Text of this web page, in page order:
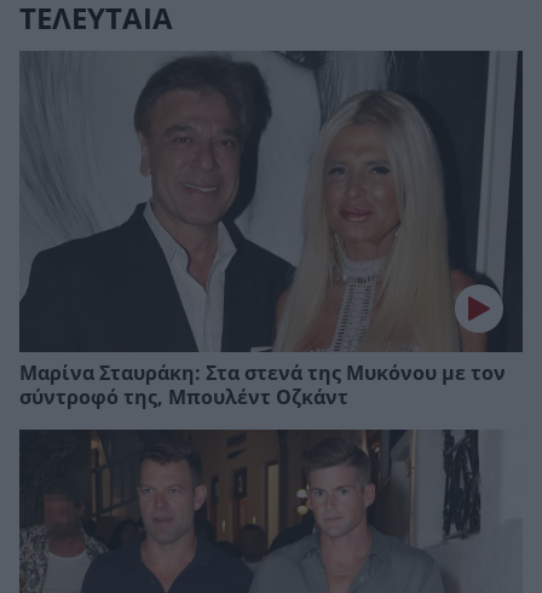
ΤΕΛΕΥΤΑΙΑ
Μαρίνα Σταυράκη: Στα στενά της Μυκόνου με τον
σύντροφό της, Μπουλέντ Οζκάντ